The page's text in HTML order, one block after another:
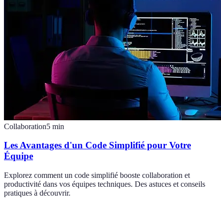
Collaboration5 min
Les Avantages d'un Code Simplifié pour Votre
Équipe
Explorez comment un code simplifié booste collaboration et
productivité dans vos équipes techniques. Des astuces et conseils
pratiques à découvrir.